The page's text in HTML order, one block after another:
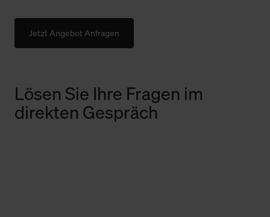
Jetzt Angebot Anfragen
Lösen Sie Ihre Fragen im
direkten Gespräch